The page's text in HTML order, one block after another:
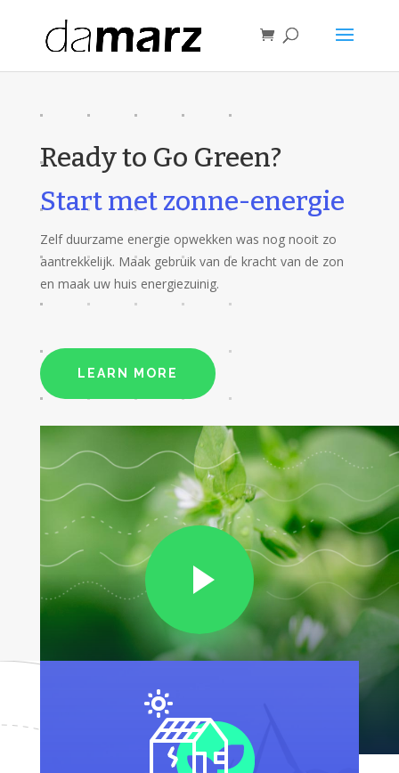
Ready to Go Green?
Start met zonne-energie
Zelf duurzame energie opwekken was nog nooit zo
aantrekkelijk. Maak gebruik van de kracht van de zon
en maak uw huis energiezuinig.
LEARN MORE